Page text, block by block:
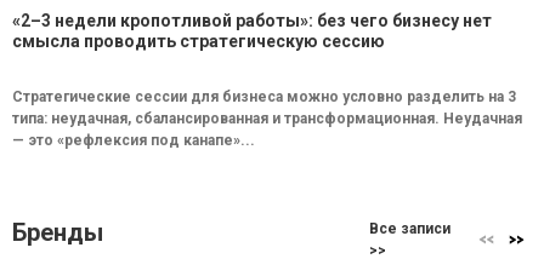
«2–3 недели кропотливой работы»: без чего бизнесу нет
смысла проводить стратегическую сессию
Стратегические сессии для бизнеса можно условно разделить на 3
типа: неудачная, сбалансированная и трансформационная. Неудачная
— это «рефлексия под канапе»...
Бренды
Все записи
>>